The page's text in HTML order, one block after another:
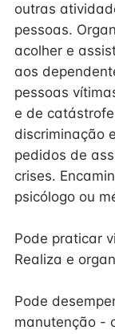
outras
pessoas.
acolher e
aos
pessoas
e de
discriminação
pedidos de
crises.
psicólogo ou
Pode praticar
Realiza e
Pode
manutenção -